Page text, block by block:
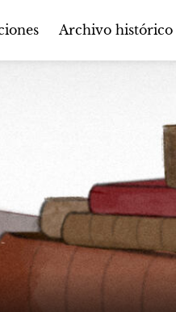
Archivo histórico